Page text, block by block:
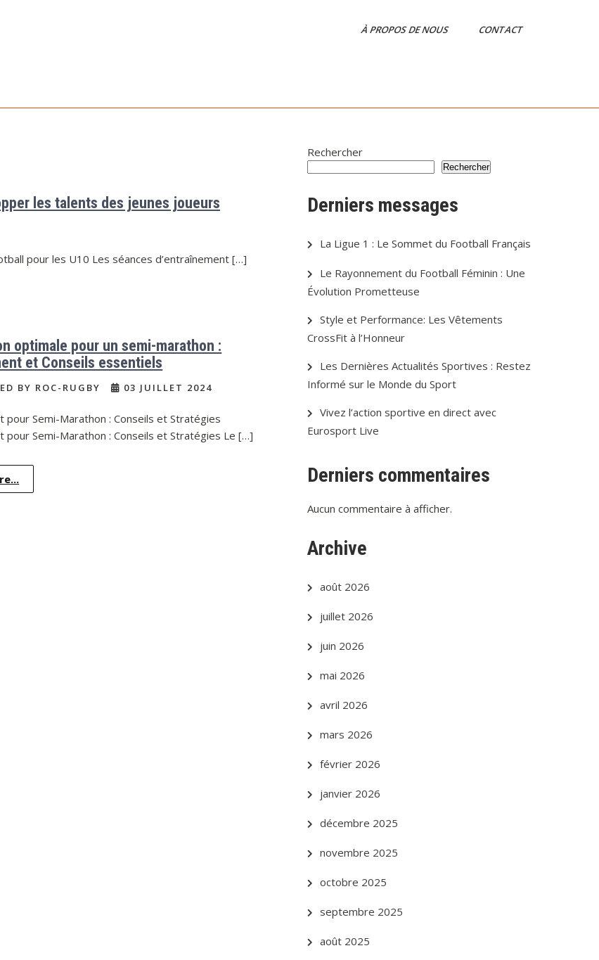
À PROPOS DE NOUS CONTACT
les talents des jeunes joueurs
pour les U10 Les séances d’entraînement […]
optimale pour un semi-marathon :
et Conseils essentiels
BY ROC-RUGBY 03 JUILLET 2024
pour Semi-Marathon : Conseils et Stratégies
pour Semi-Marathon : Conseils et Stratégies Le […]
Rechercher
Rechercher
Derniers messages
La Ligue 1 : Le Sommet du Football Français
Le Rayonnement du Football Féminin : Une
Évolution Prometteuse
Style et Performance: Les Vêtements
CrossFit à l’Honneur
Les Dernières Actualités Sportives : Restez
Informé sur le Monde du Sport
Vivez l’action sportive en direct avec
Eurosport Live
Derniers commentaires
Aucun commentaire à afficher.
Archive
août 2026
juillet 2026
juin 2026
mai 2026
avril 2026
mars 2026
février 2026
janvier 2026
décembre 2025
novembre 2025
octobre 2025
septembre 2025
août 2025